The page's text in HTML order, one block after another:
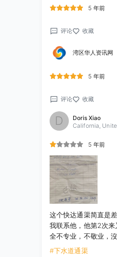
5 年前
评论 收藏
湾区华人资讯网
5 年前
评论 收藏
D
Doris Xiao
California,
5 年前
这个快达通渠简直是
我联系他，他第2次
全不专业，不敬业，
#下水道通渠